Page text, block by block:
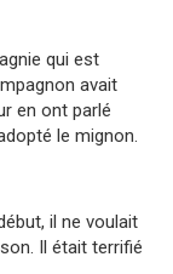
qui est
avait
en ont parlé
le mignon.
il ne voulait
Il était terrifié